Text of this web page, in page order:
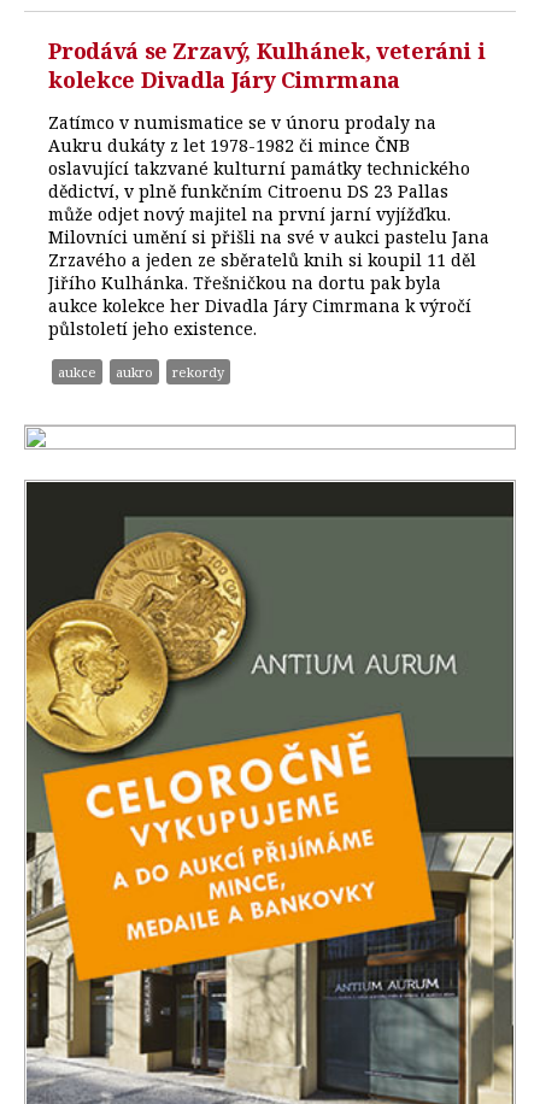
Prodává se Zrzavý, Kulhánek, veteráni i
kolekce Divadla Járy Cimrmana
Zatímco v numismatice se v únoru prodaly na
Aukru dukáty z let 1978-1982 či mince ČNB
oslavující takzvané kulturní památky technického
dědictví, v plně funkčním Citroenu DS 23 Pallas
může odjet nový majitel na první jarní vyjížďku.
Milovníci umění si přišli na své v aukci pastelu Jana
Zrzavého a jeden ze sběratelů knih si koupil 11 děl
Jiřího Kulhánka. Třešničkou na dortu pak byla
aukce kolekce her Divadla Járy Cimrmana k výročí
půlstoletí jeho existence.
aukce aukro rekordy